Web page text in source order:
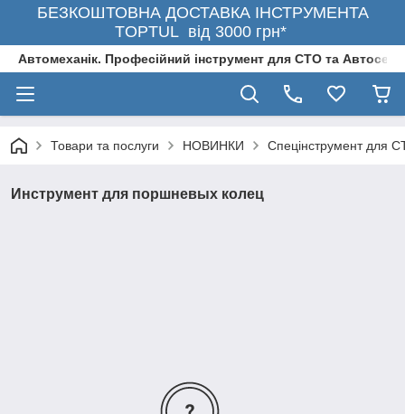
БЕЗКОШТОВНА ДОСТАВКА ІНСТРУМЕНТА
TOPTUL від 3000 грн*
Автомеханік. Професійний інструмент для СТО та
Товари та послуги НОВИНКИ Спецінструмент для
Инструмент для поршневых колец